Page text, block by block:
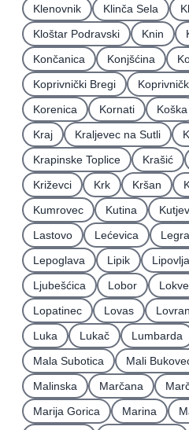
Klenovnik
Klinča Sela
Kloštar Podravski
Knin
Končanica
Konjšćina
Koprivnički Bregi
Korenica
Kornati Koška
Kraj
Kraljevec na Sutli
Krapinske Toplice
Krašić
Križevci
Krk Kršan
Kumrovec
Kutina
Lastovo
Lećevica
Lepoglava
Lipik
Ljubešćica
Lobor Lokve
Lopatinec
Lovas Lovran
Luka
Lukač Lumbarda
Mala Subotica
Mali
Malinska
Marčana
Marija Gorica
Marina